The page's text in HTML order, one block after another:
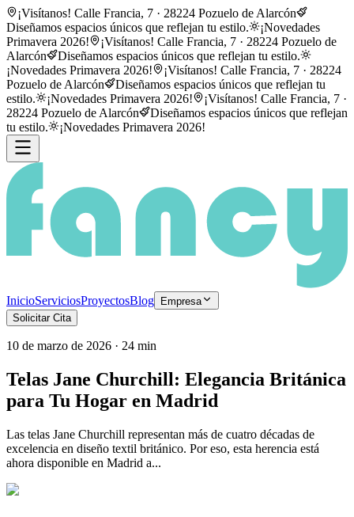
¡Visítanos! Calle Francia, 7 · 28224 Pozuelo de Alarcón
Diseñamos espacios únicos que reflejan tu estilo.
¡Novedades
Primavera 2026!
¡Visítanos! Calle Francia, 7 · 28224 Pozuelo de
Alarcón
Diseñamos espacios únicos que reflejan tu estilo.
¡Novedades Primavera 2026!
¡Visítanos! Calle Francia, 7 · 28224
Pozuelo de Alarcón
Diseñamos espacios únicos que reflejan tu
estilo.
¡Novedades Primavera 2026!
¡Visítanos! Calle Francia, 7 ·
28224 Pozuelo de Alarcón
Diseñamos espacios únicos que reflejan
tu estilo.
¡Novedades Primavera 2026!
InicioServiciosProyectosBlog
Empresa
Solicitar Cita
10 de marzo de 2026 · 24 min
Telas Jane Churchill: Elegancia Británica
para Tu Hogar en Madrid
Las telas Jane Churchill representan más de cuatro décadas de
excelencia en diseño textil británico. Por eso, esta herencia está
ahora disponible en Madrid a...